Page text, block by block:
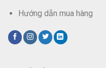
Hướng dẫn mua hàng